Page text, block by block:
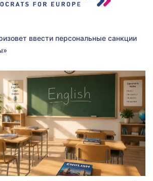
ввести персональные санкции